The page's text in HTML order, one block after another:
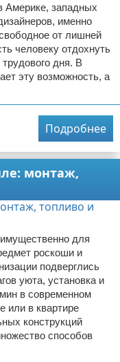
Америке, западных
именно
от лишней
человеку отдохнуть
дня. В
эту возможность, а
Подробнее
монтаж,
для
роскоши и
подверглись
уюта, установка и
в современном
или в квартире
конструкций
способов